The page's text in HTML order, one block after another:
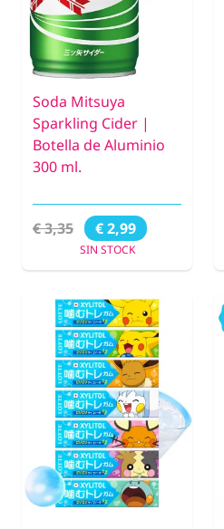
Soda Mitsuya
Sparkling Cider |
Botella de Aluminio
300 ml.
€ 3,35 € 2,99
SIN STOCK